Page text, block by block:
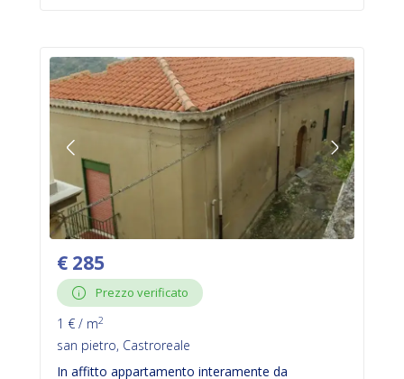
€ 285
Prezzo verificato
1 € / m2
san pietro, Castroreale
In affitto appartamento interamente da